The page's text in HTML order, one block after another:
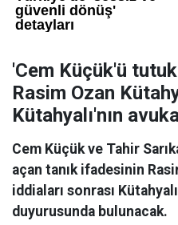
'Cem Küçük'ü
Rasim Ozan
Kütahyalı'nın
Cem Küçük ve Tahir
açan tanık ifadesinin
iddiaları sonrası
duyurusunda bulunacak.